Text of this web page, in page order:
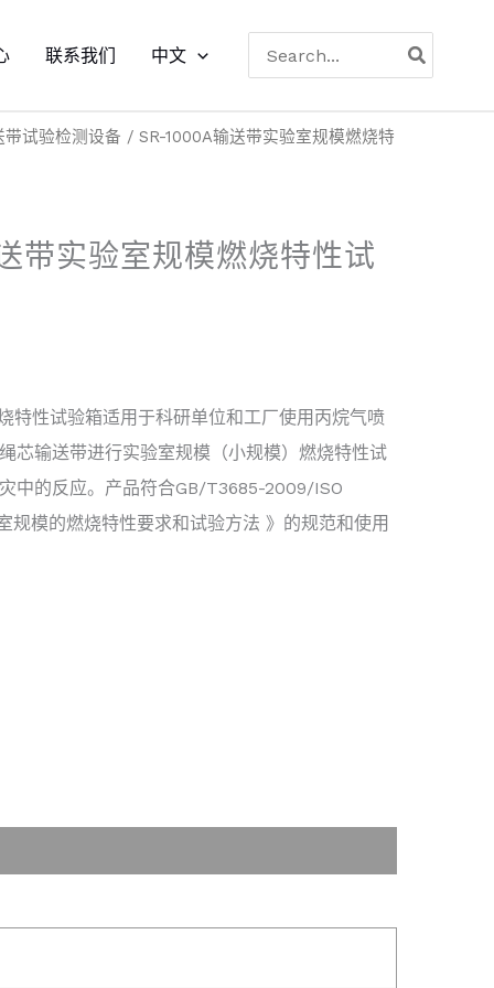
联系我们 中文
索
带试验检测设备 / SR-1000A输送带实验室规模燃烧特
带实验室规模燃烧特性试
特性试验箱适用于科研单位和工厂使用丙烷气喷
芯输送带进行实验室规模（小规模）燃烧特性试
中的反应。产品符合GB/T3685-2009/ISO
模的燃烧特性要求和试验方法 》的规范和使用